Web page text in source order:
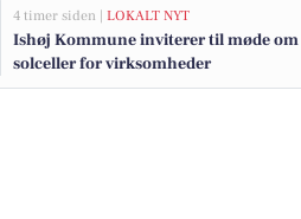
4 timer siden | LOKALT NYT
Ishøj Kommune inviterer til møde om
solceller for virksomheder